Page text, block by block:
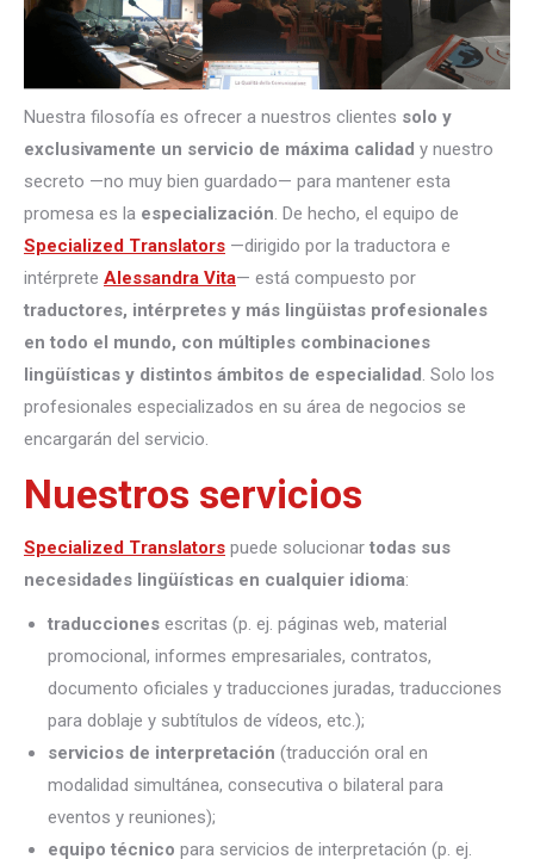
Nuestra filosofía es ofrecer a nuestros clientes solo y
exclusivamente un servicio de máxima calidad y nuestro
secreto —no muy bien guardado— para mantener esta
promesa es la especialización. De hecho, el equipo de
Specialized Translators —dirigido por la traductora e
intérprete Alessandra Vita— está compuesto por
traductores, intérpretes y más lingüistas profesionales
en todo el mundo, con múltiples combinaciones
lingüísticas y distintos ámbitos de especialidad. Solo los
profesionales especializados en su área de negocios se
encargarán del servicio.
Nuestros servicios
Specialized Translators puede solucionar todas sus
necesidades lingüísticas en cualquier idioma:
traducciones escritas (p. ej. páginas web, material
promocional, informes empresariales, contratos,
documento oficiales y traducciones juradas, traducciones
para doblaje y subtítulos de vídeos, etc.);
servicios de interpretación (traducción oral en
modalidad simultánea, consecutiva o bilateral para
eventos y reuniones);
equipo técnico para servicios de interpretación (p. ej.